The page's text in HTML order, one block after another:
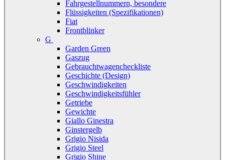
Fahrgestellnummern, besondere
Flüssigkeiten (Spezifikationen)
Fiat
Frontblinker
G
Garden Green
Gaszug
Gebrauchtwagencheckliste
Geschichte (Design)
Geschwindigkeiten
Geschwindigkeitsfühler
Getriebe
Gewichte
Giallo Ginestra
Ginstergelb
Grigio Nisida
Grigio Steel
Grigio Shine